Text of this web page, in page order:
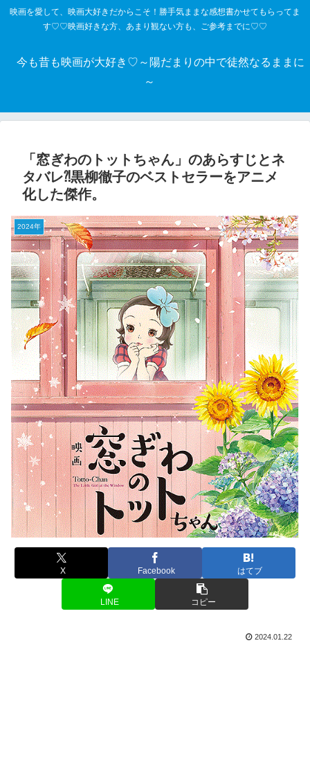
映画を愛して、映画大好きだからこそ！勝手気ままな感想書かせてもらってま
す♡♡映画好きな方、あまり観ない方も、ご参考までに♡♡
今も昔も映画が大好き♡～陽だまりの中で徒然なるままに
～
「窓ぎわのトットちゃん」のあらすじとネ
タバレ⁈黒柳徹子のベストセラーをアニメ
化した傑作。
2024年
X Facebook はてブ
LINE コピー
2024.01.22